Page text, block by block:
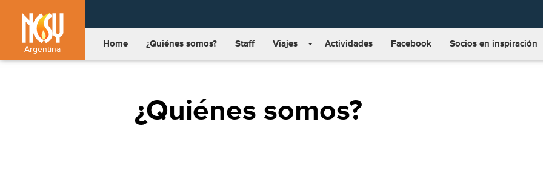
Argentina Home ¿Quiénes somos? Staff Viajes Actividades Facebook Socios en inspiración
¿Quiénes somos?